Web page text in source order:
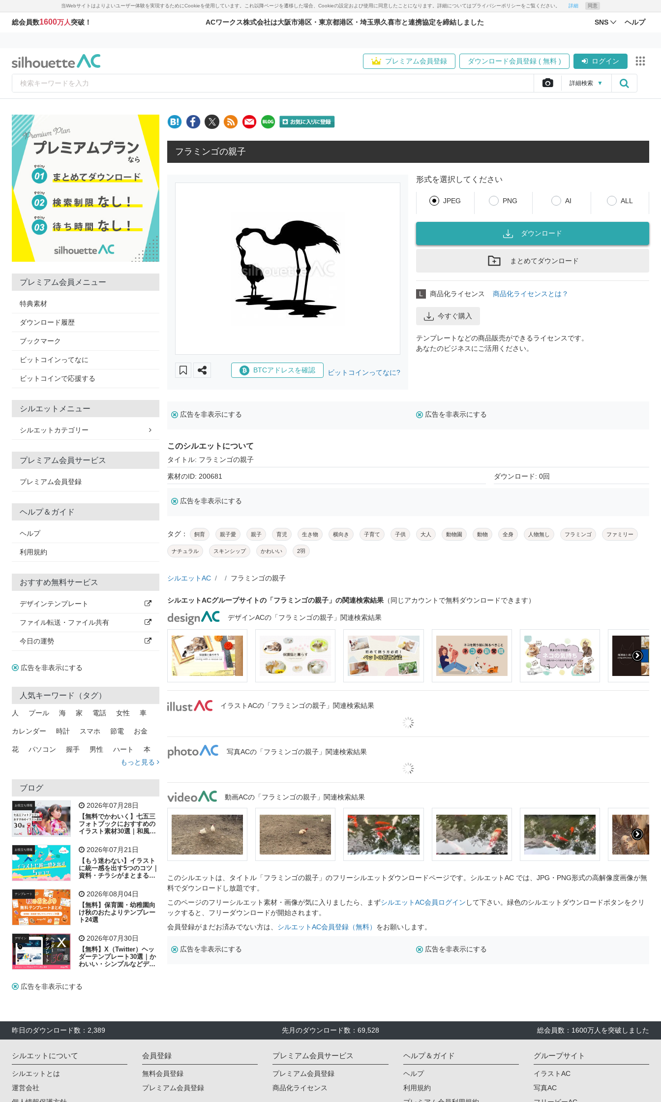
当Webサイトはよりよいユーザー体験を実現するためにCookieを使用しています。これ以降ページを遷移した場合、Cookieの設定および使用に同意したことになります。詳細についてはプライバシーポリシーをご覧ください。 詳細 同意
総会員数1600万人突破！ ACワークス株式会社は大阪市港区・東京都港区・埼玉県久喜市と連携協定を締結しました SNS ヘルプ
プレミアム会員登録 ダウンロード会員登録 ( 無料 ) ログイン
詳細検索 ▼
プレミアム会員メニュー
特典素材
ダウンロード履歴
ブックマーク
ビットコインってなに
ビットコインで応援する
シルエットメニュー
シルエットカテゴリー
プレミアム会員サービス
プレミアム会員登録
ヘルプ＆ガイド
ヘルプ
利用規約
おすすめ無料サービス
デザインテンプレート
ファイル転送・ファイル共有
今日の運勢
広告を非表示にする
人気キーワード（タグ）
人 プール 海 家 電話 女性 車
カレンダー 時計 スマホ 節電 お金
花 パソコン 握手 男性 ハート 本
トラック 木
吹き出し
飛行機 グラフ ビル 魚 家族 書類
歩く 工場 会社 太陽 キラキラ
子供 作業員 相談 ピクトグラム
もっと見る
ブログ
お役立ち情報 2026年07月28日
【無料でかわいく】七五三
フォトブックにおすすめの
イラスト素材30選｜和風の
お役立ち情報 2026年07月21日
【もう迷わない】イラスト
に統一感を出す5つのコツ｜
資料・チラシがまとまるフ
テンプレート 2026年08月04日
【無料】保育園・幼稚園向
け秋のおたよりテンプレー
ト24選
デザイン 2026年07月30日
【無料】X（Twitter）ヘッ
ダーテンプレート30選｜か
わいい・シンプルなどデザ
広告を非表示にする
フラミンゴの親子
BTCアドレスを確認 ビットコインってなに?
形式を選択してください
JPEG PNG AI ALL
ダウンロード
まとめてダウンロード
L 商品化ライセンス 商品化ライセンスとは？
今すぐ購入
テンプレートなどの商品販売ができるライセンスです。
あなたのビジネスにご活用ください。
広告を非表示にする 広告を非表示にする
このシルエットについて
タイトル: フラミンゴの親子
素材のID: 200681 ダウンロード: 0回
広告を非表示にする
タグ： 飼育 親子愛 親子 育児 生き物 横向き 子育て 子供 大人 動物園 動物 全身 人物無し フラミンゴ ファミリー
ナチュラル スキンシップ かわいい 2羽
シルエットAC フラミンゴの親子
シルエットACグループサイトの「フラミンゴの親子」の関連検索結果 （同じアカウントで無料ダウンロードできます）
デザインACの「フラミンゴの親子」関連検索結果
イラストACの「フラミンゴの親子」関連検索結果
写真ACの「フラミンゴの親子」関連検索結果
動画ACの「フラミンゴの親子」関連検索結果
このシルエットは、タイトル「フラミンゴの親子」のフリーシルエットダウンロードページです。シルエットAC では、JPG・PNG形式の高解像度画像が無
料でダウンロードし放題です。
このページのフリーシルエット素材・画像が気に入りましたら、まずシルエットAC会員ログイン して下さい。緑色のシルエットダウンロードボタンをクリ
ックすると、フリーダウンロードが開始されます。
会員登録がまだお済みでない方は、 シルエットAC会員登録（無料） をお願いします。
広告を非表示にする 広告を非表示にする
昨日のダウンロード数：2,389 先月のダウンロード数：69,528 総会員数：1600万人を突破しました
シルエットについて
シルエットとは
運営会社
会員登録
無料会員登録
プレミアム会員登録
プレミアム会員サービス
プレミアム会員登録
商品化ライセンス
ヘルプ＆ガイド
ヘルプ
利用規約
グループサイト
イラストAC
写真AC